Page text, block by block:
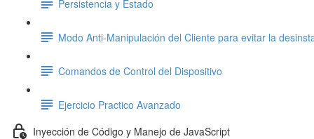
Persistencia y Estado
Modo Anti-Manipulación del Cliente para evitar la
Comandos de Control del Dispositivo
Ejercicio Practico Avanzado
Inyección de Código y Manejo de JavaScript